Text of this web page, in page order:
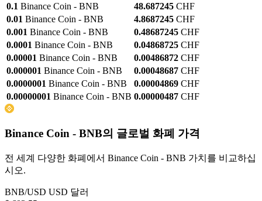
0.1 Binance Coin - BNB 48.687245 CHF
0.01 Binance Coin - BNB 4.8687245 CHF
0.001 Binance Coin - BNB 0.48687245 CHF
0.0001 Binance Coin - BNB 0.04868725 CHF
0.00001 Binance Coin - BNB 0.00486872 CHF
0.000001 Binance Coin - BNB 0.00048687 CHF
0.0000001 Binance Coin - BNB 0.00004869 CHF
0.00000001 Binance Coin - BNB 0.00000487 CHF
Binance Coin - BNB의 글로벌 화폐 가격
전 세계 다양한 화폐에서 Binance Coin - BNB 가치를 비교하십
시오.
BNB/USD USD 달러